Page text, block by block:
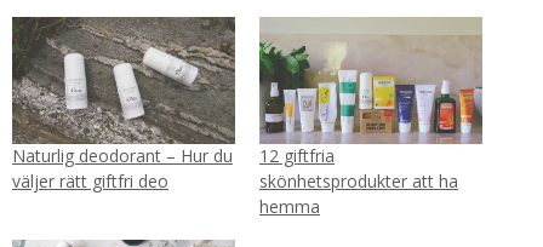
Naturlig deodorant – Hur du
väljer rätt giftfri deo
12 giftfria
skönhetsprodukter att ha
hemma